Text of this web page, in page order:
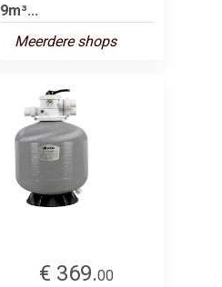
9m³...
Meerdere shops
€ 369.00